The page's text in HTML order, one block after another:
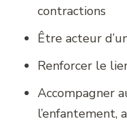
contractions
Être acteur
Renforcer le
Accompagner
l’enfantement,